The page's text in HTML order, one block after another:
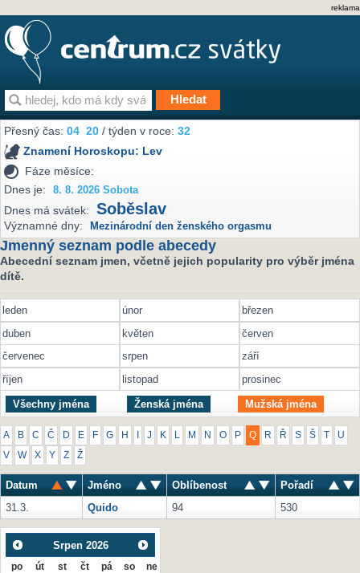
reklama
Přesný čas:04 20 / týden v roce:32
Znamení Horoskopu: Lev
Fáze měsíce:
Dnes je:
8. 8. 2026 Sobota
Dnes má svátek: Soběslav
Významné dny: Mezinárodní den ženského orgasmu
Jmenný seznam podle abecedy
Abecední seznam jmen, včetně jejich popularity pro výběr jména
dítě.
leden únor
březen
duben
květen
červen
červenec
srpen
září
říjen
listopad prosinec
Všechny jména Ženská jména Mužská jména
A B C Č D E F G H J K M N O P Q R Ř S Š U
V W X Y Z Ž
Datum Jméno Oblíbenost
Pořadí
31.3.
Quido 94 530
Srpen 2026
po út st čt pá so ne